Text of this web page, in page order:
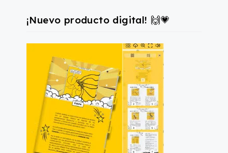
¡Nuevo producto digital! 🙌💗